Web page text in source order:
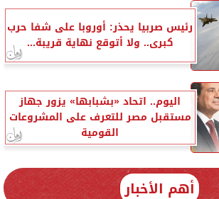
رئيس صربيا يحذر: أوروبا على شفا حرب
كبرى.. ولا أتوقع نهاية قريبة...
اليوم.. اتحاد «بشبابها» يزور جهاز
مستقبل مصر للتعرف على المشروعات
القومية
أهم الأخبار